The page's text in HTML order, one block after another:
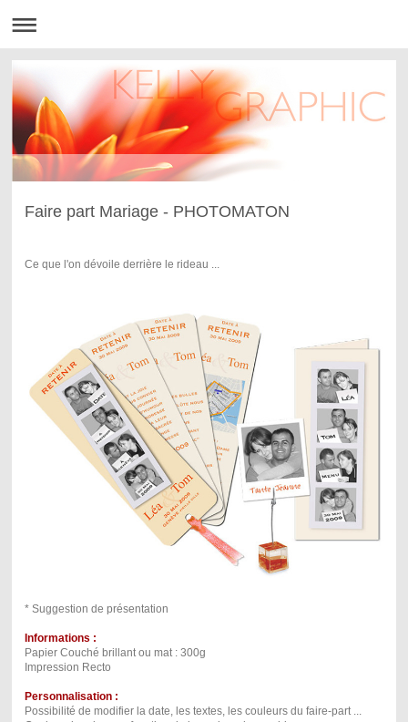
Faire part Mariage - PHOTOMATON
Ce que l'on dévoile derrière le rideau ...
* Suggestion de présentation
Informations :
Papier Couché brillant ou mat : 300g
Impression Recto
Personnalisation :
Possibilité de modifier la date, les textes, les couleurs du faire-part ...